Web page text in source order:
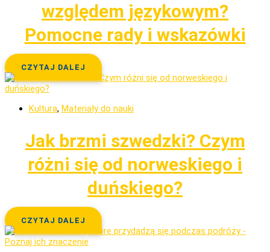
względem językowym?
Pomocne rady i wskazówki
CZYTAJ DALEJ
Kultura, Materiały do nauki
Jak brzmi szwedzki? Czym
różni się od norweskiego i
duńskiego?
CZYTAJ DALEJ